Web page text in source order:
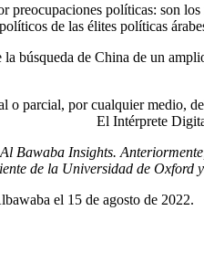
preocupaciones políticas: son
de las élites políticas
búsqueda de China de un
o parcial, por cualquier medio,
El Intérprete
Bawaba Insights.
de la Universidad de Oxford
el 15 de agosto de 2022.